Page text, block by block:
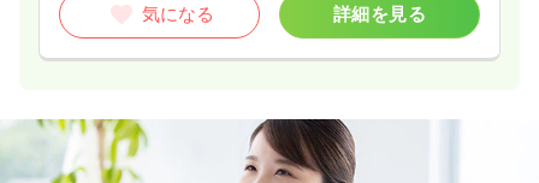
気になる 詳細を見る